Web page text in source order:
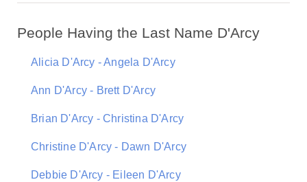
People Having the Last Name D'Arcy
Alicia D'Arcy - Angela D'Arcy
Ann D'Arcy - Brett D'Arcy
Brian D'Arcy - Christina D'Arcy
Christine D'Arcy - Dawn D'Arcy
Debbie D'Arcy - Eileen D'Arcy